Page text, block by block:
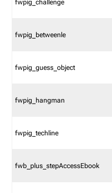
fwpig_challenge
fwpig_betweenle
fwpig_guess_object
fwpig_hangman
fwpig_techline
fwb_plus_stepAccessEbook